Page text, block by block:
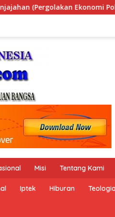
Simposium Nasional
Misi Tentang Kami
Iptek Hiburan Teologia